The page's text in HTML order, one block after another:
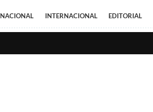
NACIONAL INTERNACIONAL EDITORIAL